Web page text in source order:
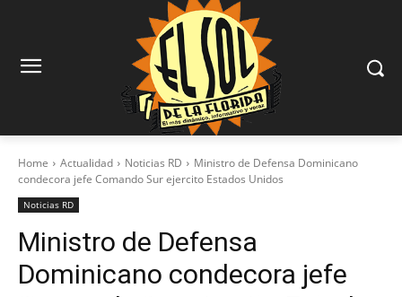
Home Actualidad Noticias RD
Ministro de Defensa Dominicano
condecora jefe Comando Sur ejercito Estados Unidos
Noticias RD
Ministro de Defensa
Dominicano condecora jefe